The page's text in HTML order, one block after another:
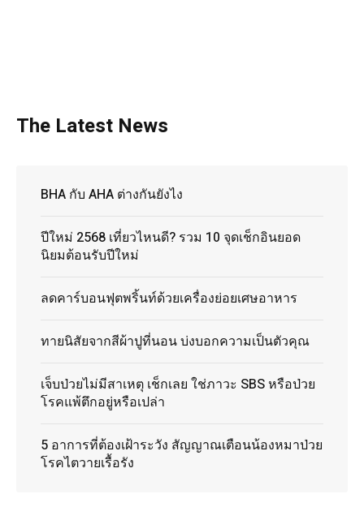
The Latest News
BHA กับ AHA ต่างกันยังไง
ปีใหม่ 2568 เที่ยวไหนดี? รวม 10 จุดเช็กอินยอด
นิยมต้อนรับปีใหม่
ลดคาร์บอนฟุตพริ้นท์ด้วยเครื่องย่อยเศษอาหาร
ทายนิสัยจากสีผ้าปูที่นอน บ่งบอกความเป็นตัวคุณ
เจ็บป่วยไม่มีสาเหตุ เช็กเลย ใช่ภาวะ SBS หรือป่วย
โรคแพ้ตึกอยู่หรือเปล่า
5 อาการที่ต้องเฝ้าระวัง สัญญาณเตือนน้องหมาป่วย
โรคไตวายเรื้อรัง